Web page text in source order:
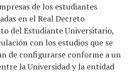
de los estudiantes
en el Real Decreto
del Estudiante Universitario,
con los estudios que se
de configurarse conforme a un
la Universidad y la entidad